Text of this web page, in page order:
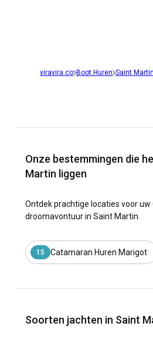
viravira.co Boot Huren Saint Martin
Onze bestemmingen die
Martin liggen
Ontdek prachtige locaties voor uw
droomavontuur in Saint Martin.
15 Catamaran Huren Marigot
Soorten jachten in Saint